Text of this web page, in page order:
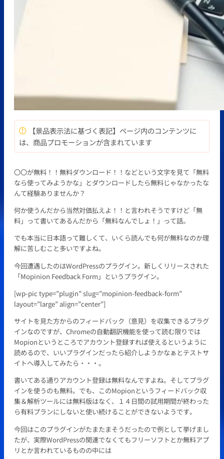
【景品表示法に基づく表記】ページ内のコンテンツに
は、商品プロモーションが含まれています
〇〇が無料！！無料ダウンロード！！などという文字を見て「無料
なら使ってみようかな」とダウンロードしたら無料じゃなかったな
んて経験ありませんか？
何か使うんだから当然対価払えよ！！と言われそうですけど「無
料」って書いてあるんだから「無料なんでしょ！」って話。
でも本当に日本語って難しくて、いくら読んでも何が無料なのか理
解に苦しむこと多いですよね。
今回遭遇したのはWordPressのプラグイン。新しくリリースされた
「Mopinion Feedback Form」というプラグイン。
[wp-pic type=”plugin” slug=”mopinion-feedback-form”
layout=”large” align=”center”]
サイトを見た方からのフィードバック（意見）を収集できるプラグ
インなのですが、Chromeの自動翻訳機能を使って読む限りでは
Mopionというところでアカウント登録すれば使えるというように
読めるので、いいプラグインだったら紹介しようかなぁとテストサ
イトへ導入してみたら・・・。
書いてある通りアカウント登録は無料なんですよね。そしてプラグ
インを使うのも無料。でも、このMopionというフィードバック収
集＆解析ツールには無料版はなく、１４日間の試用期間が終わった
ら有料プランにしないと使い続けることができないようです。
今回はこのプラグインがたまたまそうだったので例として挙げまし
たが、実際WordPressの関連でなくてもフリーソフトとか無料アプ
リとか言われているものの中には